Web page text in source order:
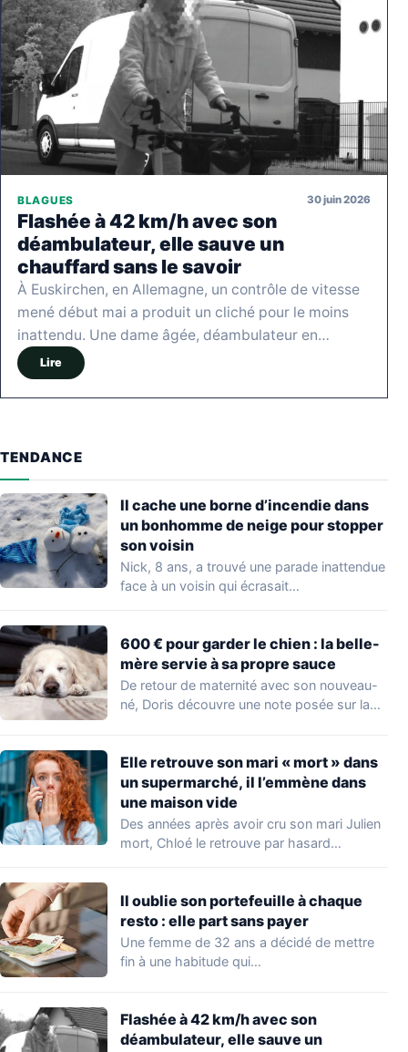
BLAGUES 30 juin 2026
Flashée à 42 km/h avec son
déambulateur, elle sauve un
chauffard sans le savoir
À Euskirchen, en Allemagne, un contrôle de vitesse
mené début mai a produit un cliché pour le moins
inattendu. Une dame âgée, déambulateur en…
Lire
TENDANCE
Il cache une borne d’incendie dans
un bonhomme de neige pour stopper
son voisin
Nick, 8 ans, a trouvé une parade inattendue
face à un voisin qui écrasait…
600 € pour garder le chien : la belle-
mère servie à sa propre sauce
De retour de maternité avec son nouveau-
né, Doris découvre une note posée sur la…
Elle retrouve son mari « mort » dans
un supermarché, il l’emmène dans
une maison vide
Des années après avoir cru son mari Julien
mort, Chloé le retrouve par hasard…
Il oublie son portefeuille à chaque
resto : elle part sans payer
Une femme de 32 ans a décidé de mettre
fin à une habitude qui…
Flashée à 42 km/h avec son
déambulateur, elle sauve un